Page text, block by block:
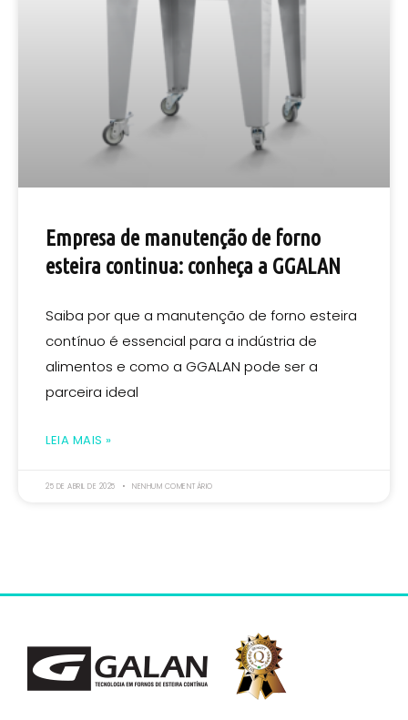
Empresa de manutenção de forno
esteira continua: conheça a GGALAN
Saiba por que a manutenção de forno esteira
contínuo é essencial para a indústria de
alimentos e como a GGALAN pode ser a
parceira ideal
LEIA MAIS »
25 DE ABRIL DE 2025 NENHUM COMENTÁRIO